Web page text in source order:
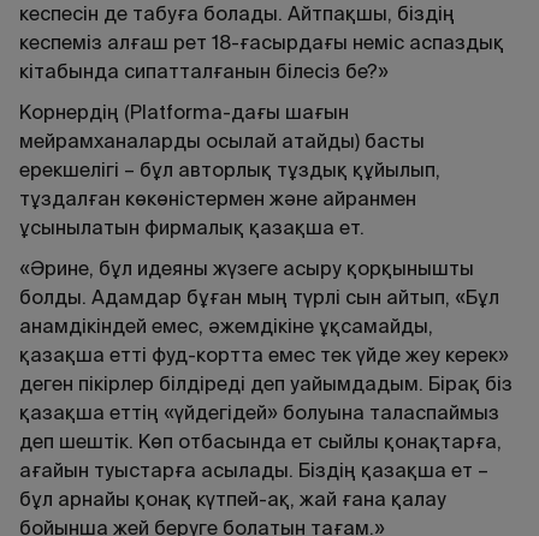
кеспесін де табуға болады. Айтпақшы, біздің
кеспеміз алғаш рет 18-ғасырдағы неміс аспаздық
кітабында сипатталғанын білесіз бе?»
Корнердің (Platforma-дағы шағын
мейрамханаларды осылай атайды) басты
ерекшелігі – бұл авторлық тұздық құйылып,
тұздалған көкөністермен және айранмен
ұсынылатын фирмалық қазақша ет.
«Әрине, бұл идеяны жүзеге асыру қорқынышты
болды. Адамдар бұған мың түрлі сын айтып, «Бұл
анамдікіндей емес, әжемдікіне ұқсамайды,
қазақша етті фуд-кортта емес тек үйде жеу керек»
деген пікірлер білдіреді деп уайымдадым. Бірақ біз
қазақша еттің «үйдегідей» болуына таласпаймыз
деп шештік. Көп отбасында ет сыйлы қонақтарға,
ағайын туыстарға асылады. Біздің қазақша ет –
бұл арнайы қонақ күтпей-ақ, жай ғана қалау
бойынша жей беруге болатын тағам.»